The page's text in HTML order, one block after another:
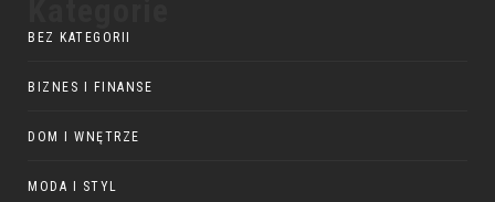
BEZ KATEGORII
BIZNES I FINANSE
DOM I WNĘTRZE
MODA I STYL